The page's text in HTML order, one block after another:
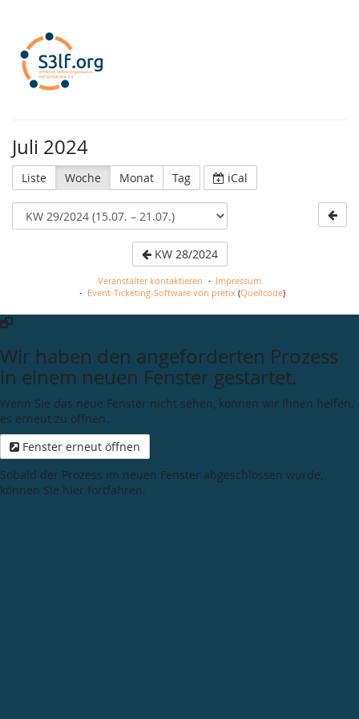
S3lf.org
Juli 2024
Liste Woche Monat Tag iCal
KW 28/2024
Veranstalter kontaktieren
Impressum
Event-Ticketing-Software von pretix(Quellcode)
Wir haben den angeforderten Prozess
in einem neuen Fenster gestartet.
Wenn Sie das neue Fenster nicht sehen, können wir Ihnen helfen,
es erneut zu öffnen.
Fenster erneut öffnen
Sobald der Prozess im neuen Fenster abgeschlossen wurde,
können Sie hier fortfahren.